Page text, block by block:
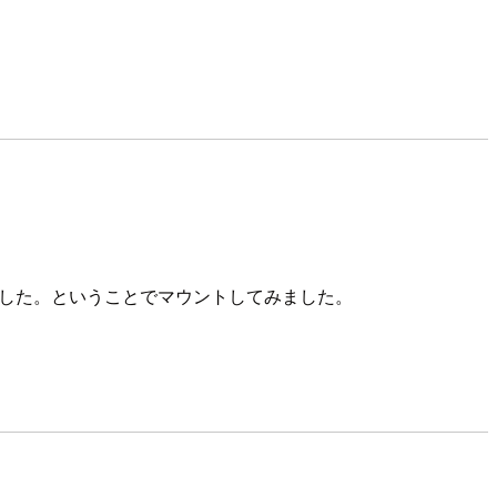
。ということでマウントしてみました。